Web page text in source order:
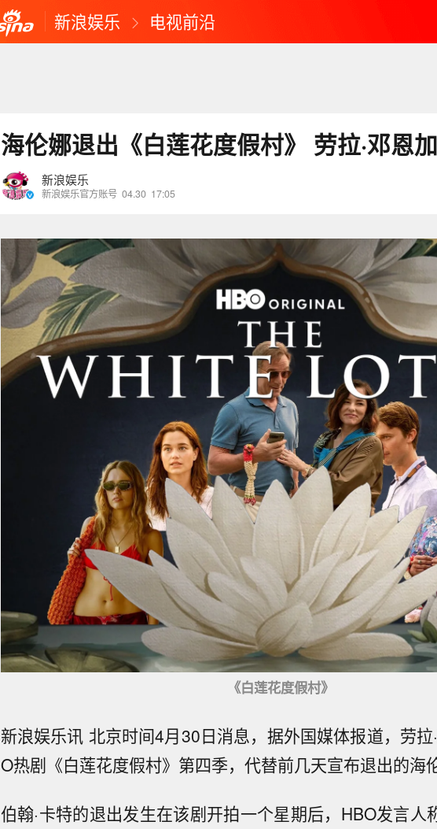
新浪娱乐 电视前沿
海伦娜退出《白莲花度假村》 劳拉·邓恩
新浪娱乐
新浪娱乐官方账号 04.30 17:05
《白莲花度假村》
新浪娱乐讯 北京时间4月30日消息，据外国媒体报道，劳拉
O热剧《白莲花度假村》第四季，代替前几天宣布退出的海伦
伯翰·卡特的退出发生在该剧开拍一个星期后，HBO发言人